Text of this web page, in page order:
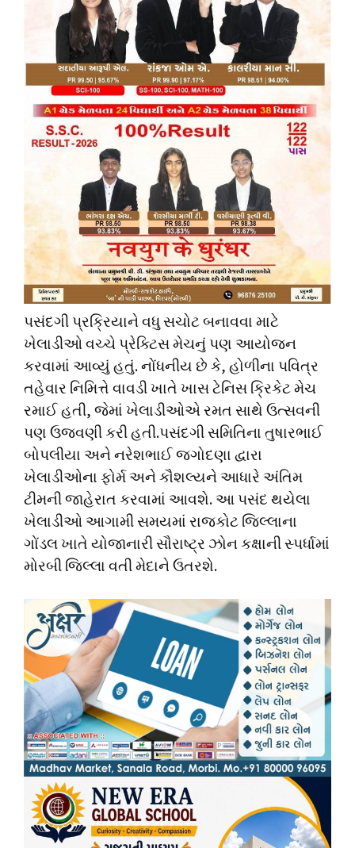
પસંદગી પ્રક્રિયાને વધુ સચોટ બનાવવા માટે
ખેલાડીઓ વચ્ચે પ્રેક્ટિસ મેચનું પણ આયોજન
કરવામાં આવ્યું હતું. નોંધનીય છે કે, હોળીના પવિત્ર
તહેવાર નિમિત્તે વાવડી ખાતે ખાસ ટેનિસ ક્રિકેટ મેચ
રમાઈ હતી, જેમાં ખેલાડીઓએ રમત સાથે ઉત્સવની
પણ ઉજવણી કરી હતી.પસંદગી સમિતિના તુષારભાઈ
બોપલીયા અને નરેશભાઈ જગોદણા દ્વારા
ખેલાડીઓના ફોર્મ અને કૌશલ્યને આધારે અંતિમ
ટીમની જાહેરાત કરવામાં આવશે. આ પસંદ થયેલા
ખેલાડીઓ આગામી સમયમાં રાજકોટ જિલ્લાના
ગોંડલ ખાતે યોજાનારી સૌરાષ્ટ્ર ઝોન કક્ષાની સ્પર્ધામાં
મોરબી જિલ્લા વતી મેદાને ઉતરશે.